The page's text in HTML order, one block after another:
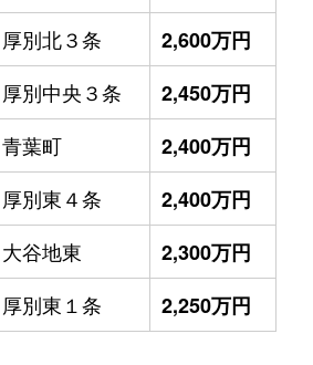
厚別北３条
2,600万円
厚別中央３条
2,450万円
青葉町
2,400万円
厚別東４条
2,400万円
大谷地東
2,300万円
厚別東１条 2,250万円